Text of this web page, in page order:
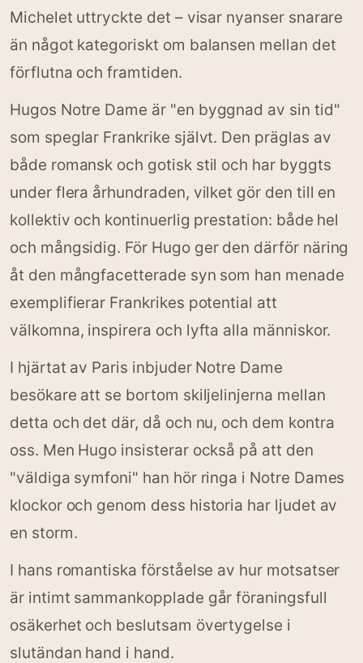
Michelet uttryckte det – visar nyanser snarare
än något kategoriskt om balansen mellan det
förflutna och framtiden.
Hugos Notre Dame är "en byggnad av sin tid"
som speglar Frankrike självt. Den präglas av
både romansk och gotisk stil och har byggts
under flera århundraden, vilket gör den till en
kollektiv och kontinuerlig prestation: både hel
och mångsidig. För Hugo ger den därför näring
åt den mångfacetterade syn som han menade
exemplifierar Frankrikes potential att
välkomna, inspirera och lyfta alla människor.
I hjärtat av Paris inbjuder Notre Dame
besökare att se bortom skiljelinjerna mellan
detta och det där, då och nu, och dem kontra
oss. Men Hugo insisterar också på att den
"väldiga symfoni" han hör ringa i Notre Dames
klockor och genom dess historia har ljudet av
en storm.
I hans romantiska förståelse av hur motsatser
är intimt sammankopplade går föraningsfull
osäkerhet och beslutsam övertygelse i
slutändan hand i hand.